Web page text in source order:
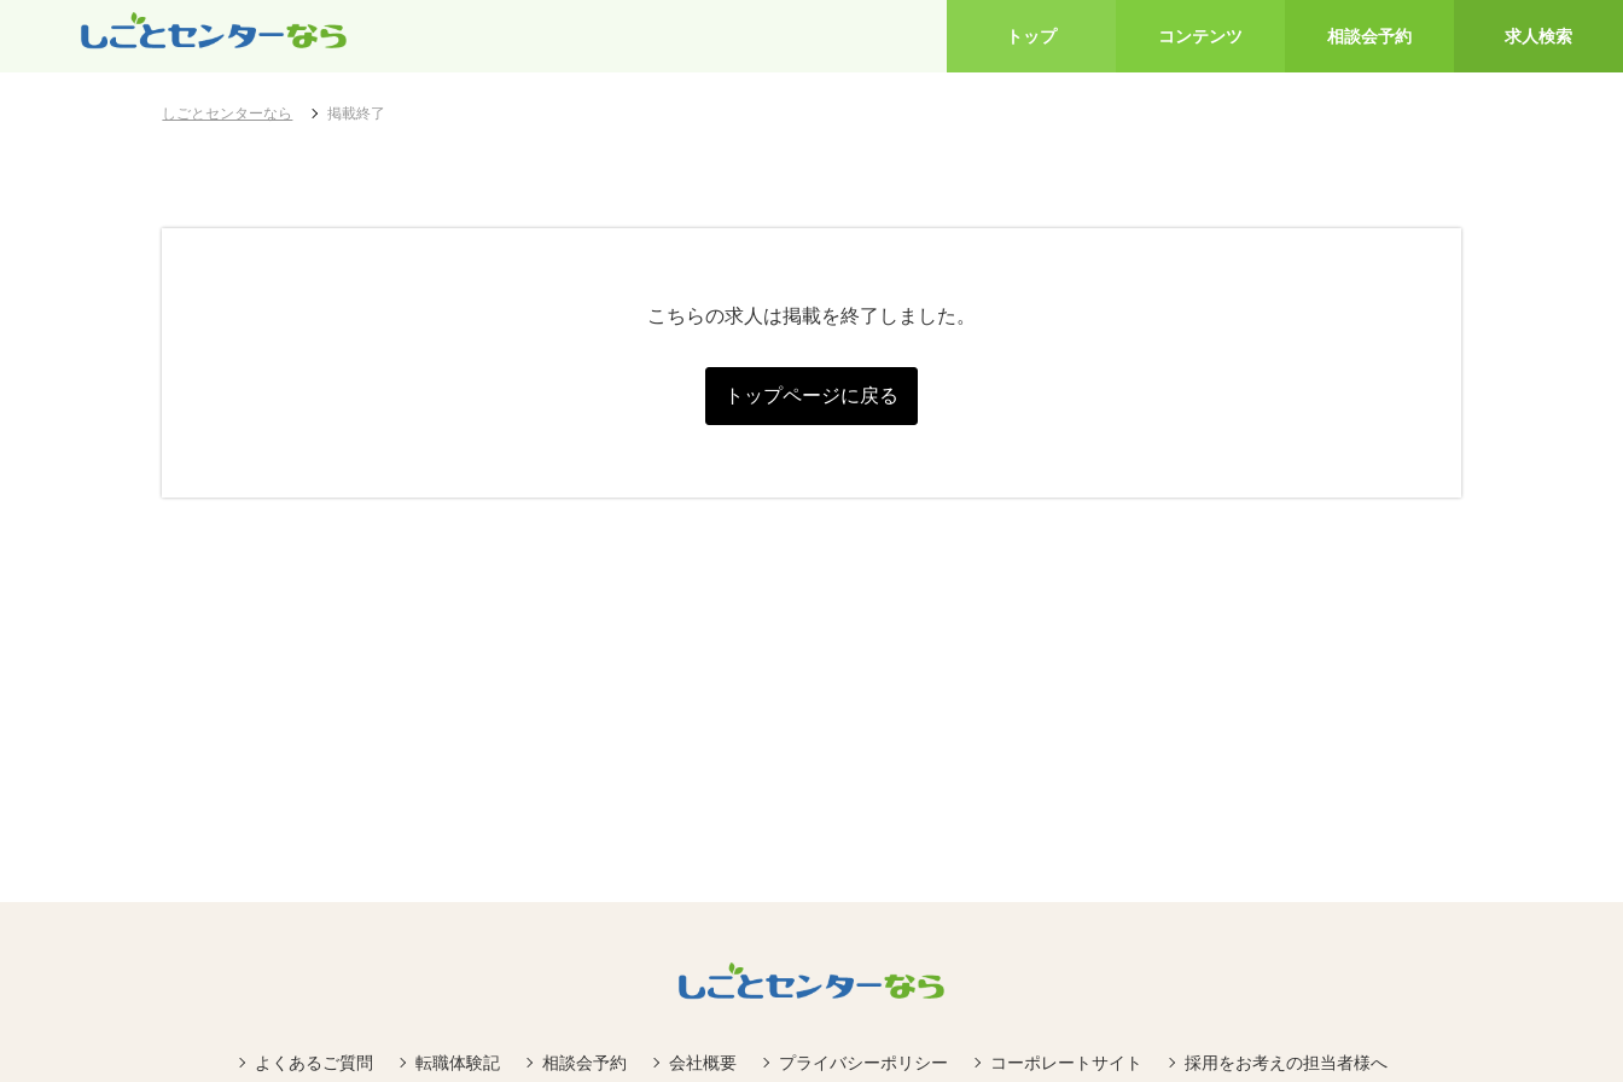
トップ コンテンツ 相談会予約 求人検索
しごとセンターなら 掲載終了
こちらの求人は掲載を終了しました。
トップページに戻る
よくあるご質問 転職体験記 相談会予約 会社概要 プライバシーポリシー コーポレートサイト 採用をお考えの担当者様へ